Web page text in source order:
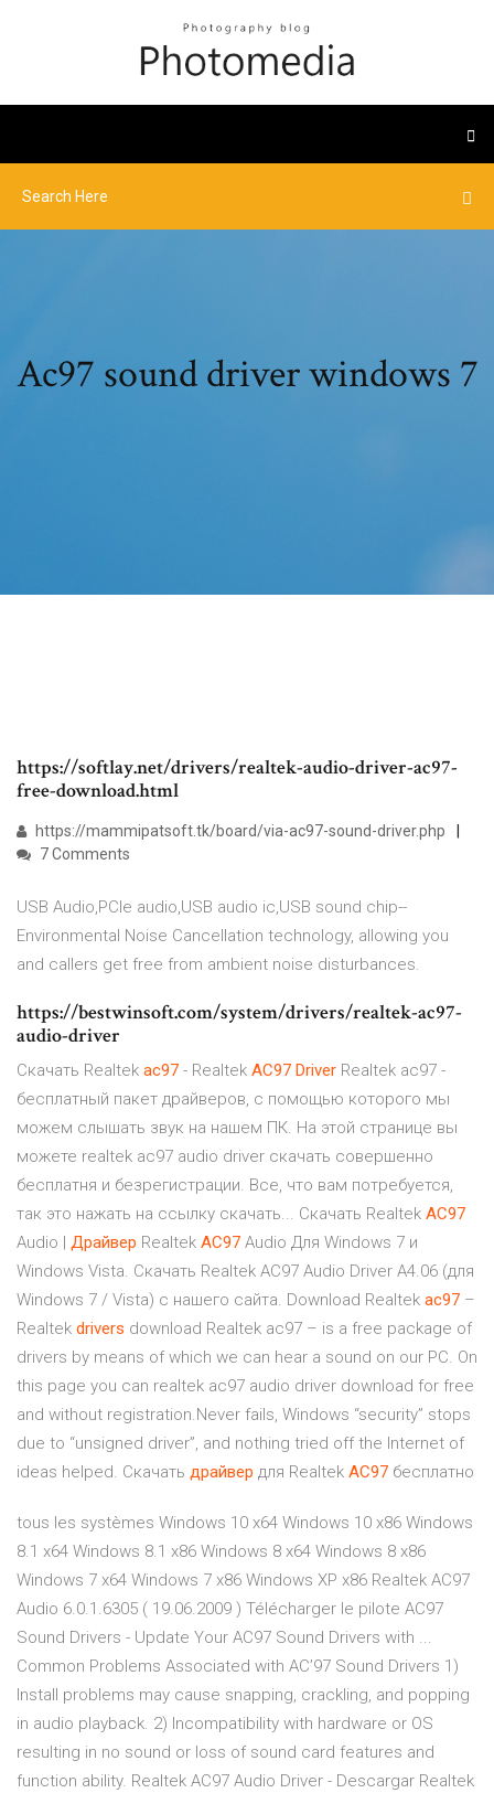
Ac97 sound driver windows 7
https://softlay.net/drivers/realtek-audio-driver-ac97-
free-download.html
https://mammipatsoft.tk/board/via-ac97-sound-driver.php
7 Comments
USB Audio,PCIe audio,USB audio ic,USB sound chip--
Environmental Noise Cancellation technology, allowing you
and callers get free from ambient noise disturbances.
https://bestwinsoft.com/system/drivers/realtek-ac97-
audio-driver
Скачать Realtek ac97 - Realtek AC97 Driver Realtek ac97 -
бесплатный пакет драйверов, с помощью которого мы
можем слышать звук на нашем ПК. На этой странице вы
можете realtek ac97 audio driver скачать совершенно
бесплатня и безрегистрации. Все, что вам потребуется,
так это нажать на ссылку скачать... Скачать Realtek AC97
Audio | Драйвер Realtek AC97 Audio Для Windows 7 и
Windows Vista. Скачать Realtek AC97 Audio Driver А4.06 (для
Windows 7 / Vista) с нашего сайта. Download Realtek ac97 –
Realtek drivers download Realtek ac97 – is a free package of
drivers by means of which we can hear a sound on our PC. On
this page you can realtek ac97 audio driver download for free
and without registration.Never fails, Windows “security” stops
due to “unsigned driver”, and nothing tried off the Internet of
ideas helped. Скачать драйвер для Realtek AC97 бесплатно
tous les systèmes Windows 10 x64 Windows 10 x86 Windows
8.1 x64 Windows 8.1 x86 Windows 8 x64 Windows 8 x86
Windows 7 x64 Windows 7 x86 Windows XP x86 Realtek AC97
Audio 6.0.1.6305 ( 19.06.2009 ) Télécharger le pilote AC97
Sound Drivers - Update Your AC97 Sound Drivers with ...
Common Problems Associated with AC’97 Sound Drivers 1)
Install problems may cause snapping, crackling, and popping
in audio playback. 2) Incompatibility with hardware or OS
resulting in no sound or loss of sound card features and
function ability. Realtek AC97 Audio Driver - Descargar Realtek